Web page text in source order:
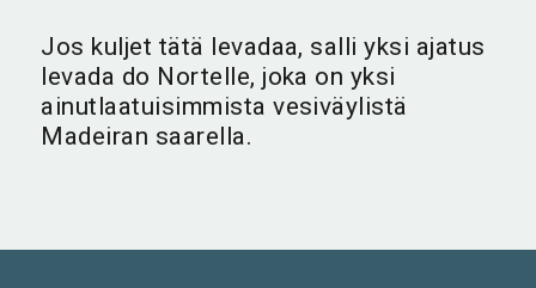
Jos kuljet tätä levadaa, salli yksi ajatus
levada do Nortelle, joka on yksi
ainutlaatuisimmista vesiväylistä
Madeiran saarella.